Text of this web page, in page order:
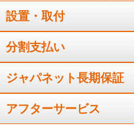
設置・取付
分割支払い
ジャパネット長期保証
アフターサービス